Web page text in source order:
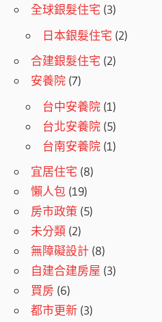
全球銀髮住宅 (3)
日本銀髮住宅 (2)
合建銀髮住宅 (2)
安養院 (7)
台中安養院 (1)
台北安養院 (5)
台南安養院 (1)
宜居住宅 (8)
懶人包 (19)
房市政策 (5)
未分類 (2)
無障礙設計 (8)
自建合建房屋 (3)
買房 (6)
都市更新 (3)